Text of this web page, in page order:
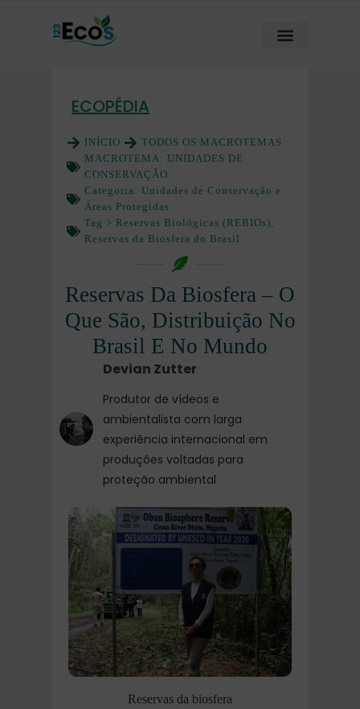
ECOPÉDIA
INÍCIO
TODOS OS MACROTEMAS
MACROTEMA: UNIDADES DE
CONSERVAÇÃO
Categoria: Unidades de Conservação e
Áreas Protegidas
Tag > Reservas Biológicas (REBIOs),
Reservas da Biosfera do Brasil
Reservas Da Biosfera – O
Que São, Distribuição No
Brasil E No Mundo
Devian Zutter
Produtor de vídeos e
ambientalista com larga
experiência internacional em
produções voltadas para
proteção ambiental
Reservas da biosfera